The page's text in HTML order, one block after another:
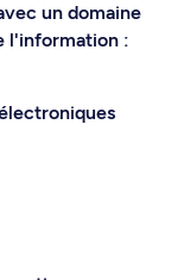
un domaine
l'information :